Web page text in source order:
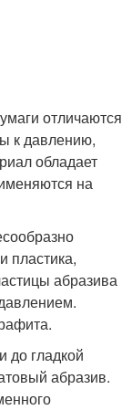
отличаются
к давлению,
обладает
на
пластика,
абразива
до гладкой
абразив.